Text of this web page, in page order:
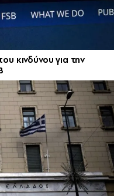
κινδύνου για την